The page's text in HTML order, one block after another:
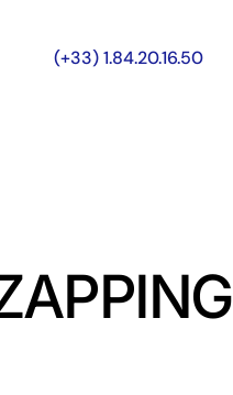
(+33) 1.84.20.16.50